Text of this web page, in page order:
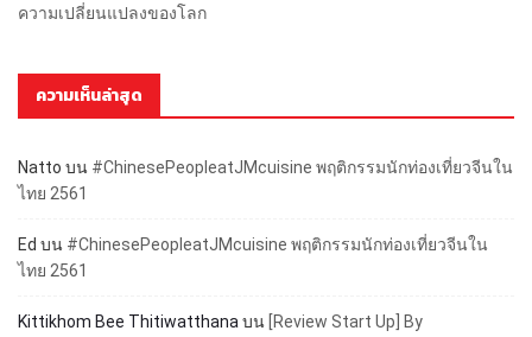
ความเปลี่ยนแปลงของโลก
ความเห็นล่าสุด
Natto บน #ChinesePeopleatJMcuisine พฤติกรรมนักท่องเที่ยวจีนใน
ไทย 2561
Ed บน #ChinesePeopleatJMcuisine พฤติกรรมนักท่องเที่ยวจีนใน
ไทย 2561
Kittikhom Bee Thitiwatthanaบน [Review Start Up] By